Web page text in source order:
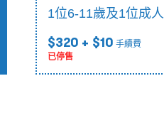
1位6-11歲及1位成人
$320 + $10 手續費
已停售